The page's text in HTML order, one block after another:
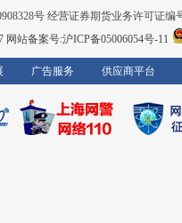
号 经营证券期货业务许可证编
网站备案号:沪ICP备05006054号-11
广告服务 供应商平台